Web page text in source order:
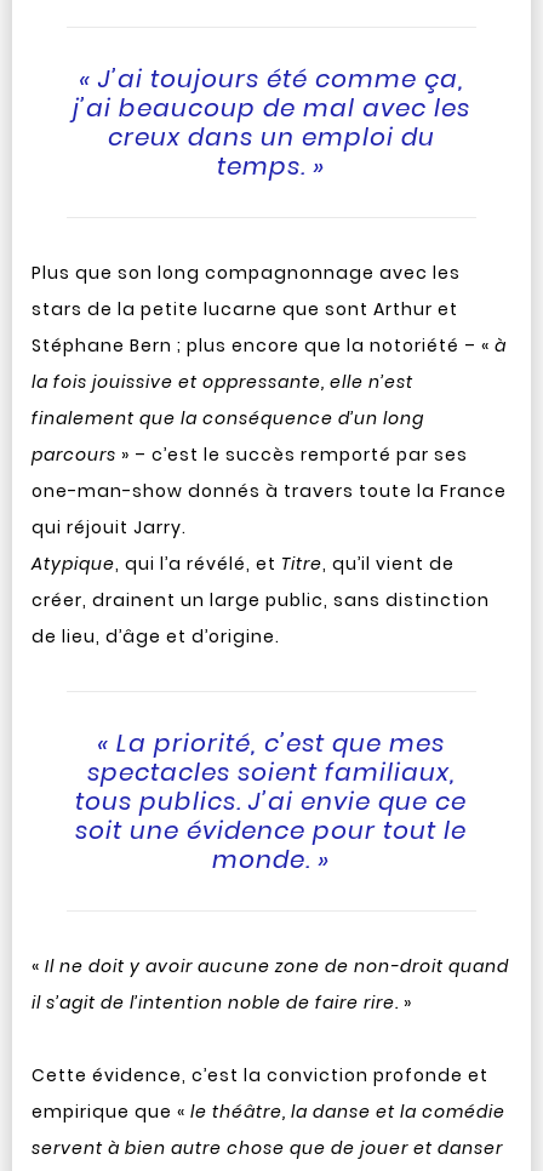
« J’ai toujours été comme ça,
j’ai beaucoup de mal avec les
creux dans un emploi du
temps. »
Plus que son long compagnonnage avec les
stars de la petite lucarne que sont Arthur et
Stéphane Bern ; plus encore que la notoriété – « à
la fois jouissive et oppressante, elle n’est
finalement que la conséquence d’un long
parcours » – c’est le succès remporté par ses
one-man-show donnés à travers toute la France
qui réjouit Jarry.
Atypique, qui l’a révélé, et Titre, qu’il vient de
créer, drainent un large public, sans distinction
de lieu, d’âge et d’origine.
« La priorité, c’est que mes
spectacles soient familiaux,
tous publics. J’ai envie que ce
soit une évidence pour tout le
monde. »
« Il ne doit y avoir aucune zone de non-droit quand
il s’agit de l’intention noble de faire rire. »
Cette évidence, c’est la conviction profonde et
empirique que « le théâtre, la danse et la comédie
servent à bien autre chose que de jouer et danser